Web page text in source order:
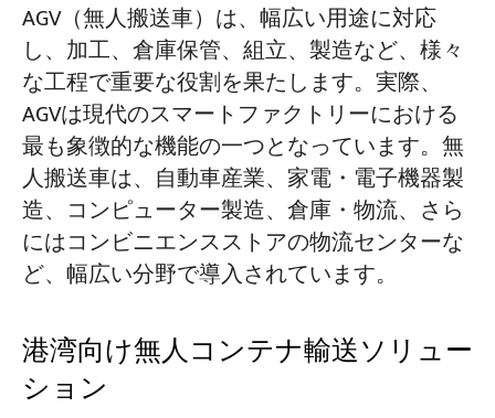
AGV（無人搬送車）は、幅広い用途に対応
し、加工、倉庫保管、組立、製造など、様々
な工程で重要な役割を果たします。実際、
AGVは現代のスマートファクトリーにおける
最も象徴的な機能の一つとなっています。無
人搬送車は、自動車産業、家電・電子機器製
造、コンピューター製造、倉庫・物流、さら
にはコンビニエンスストアの物流センターな
ど、幅広い分野で導入されています。
港湾向け無人コンテナ輸送ソリュー
ション